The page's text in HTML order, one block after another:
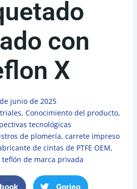
con
X
junio de 2025
, Conocimiento del producto,
tecnológicas
de plomería, carrete impreso
de cintas de PTFE OEM,
de marca privada
Gorjeo